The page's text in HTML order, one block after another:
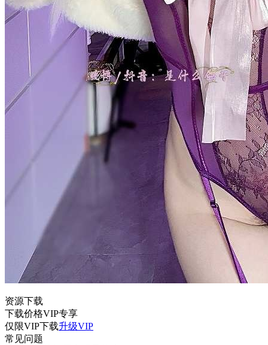
资源下载
下载价格VIP专享
仅限VIP下载升级VIP
常见问题